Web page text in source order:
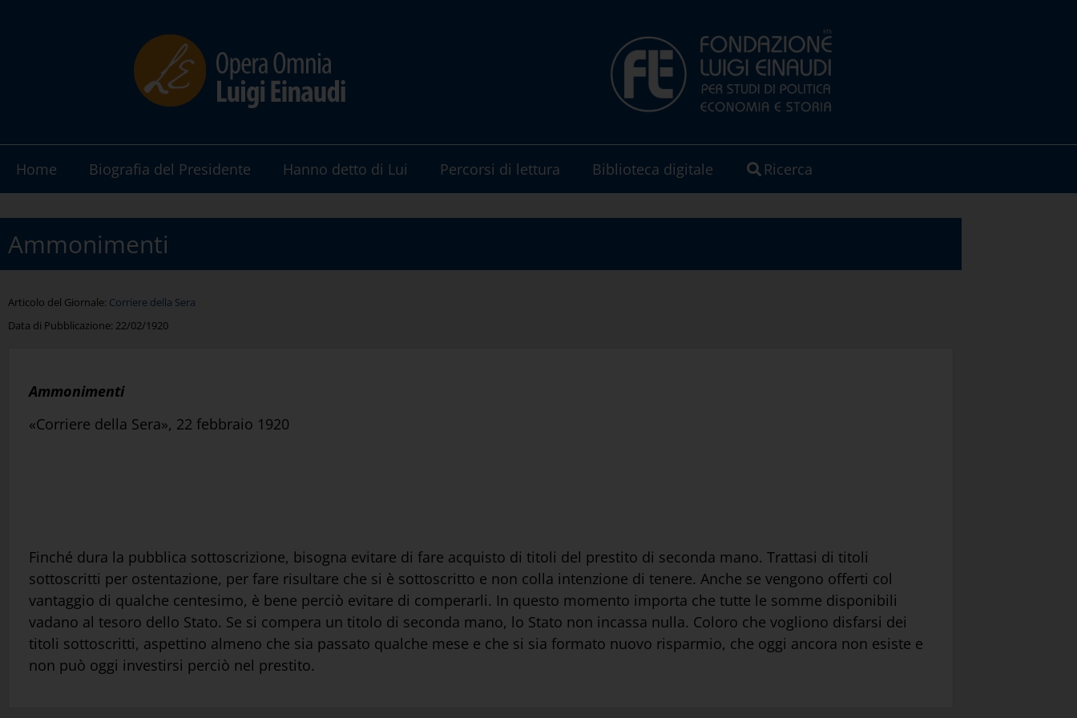
Home Biografia del Presidente Hanno detto di Lui Percorsi di lettura Biblioteca digitale Ricerca
Ammonimenti
Articolo del Giornale: Corriere della Sera
Data di Pubblicazione: 22/02/1920
Ammonimenti
«Corriere della Sera», 22 febbraio 1920
Finché dura la pubblica sottoscrizione, bisogna evitare di fare acquisto di titoli del prestito di seconda mano. Trattasi di titoli
sottoscritti per ostentazione, per fare risultare che si è sottoscritto e non colla intenzione di tenere. Anche se vengono offerti col
vantaggio di qualche centesimo, è bene perciò evitare di comperarli. In questo momento importa che tutte le somme disponibili
vadano al tesoro dello Stato. Se si compera un titolo di seconda mano, lo Stato non incassa nulla. Coloro che vogliono disfarsi dei
titoli sottoscritti, aspettino almeno che sia passato qualche mese e che si sia formato nuovo risparmio, che oggi ancora non esiste e
non può oggi investirsi perciò nel prestito.